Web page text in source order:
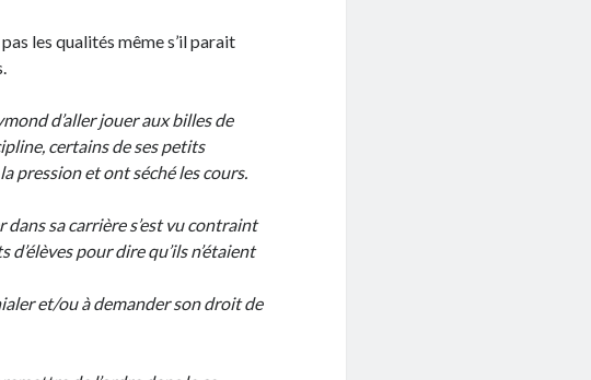
les qualités même s’il parait
d’aller jouer aux billes de
certains de ses petits
pression et ont séché les cours.
sa carrière s’est vu contraint
pour dire qu’ils n’étaient
et/ou à demander son droit de